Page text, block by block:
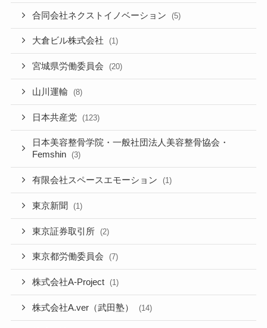
合同会社ネクストイノベーション (5)
大倉ビル株式会社 (1)
宮城県労働委員会 (20)
山川運輸 (8)
日本共産党 (123)
日本美容整骨学院・一般社団法人美容整骨協会・
Femshin
(3)
有限会社スペースエモーション (1)
東京新聞 (1)
東京証券取引所 (2)
東京都労働委員会 (7)
株式会社A-Project (1)
株式会社A.ver（武田塾） (14)